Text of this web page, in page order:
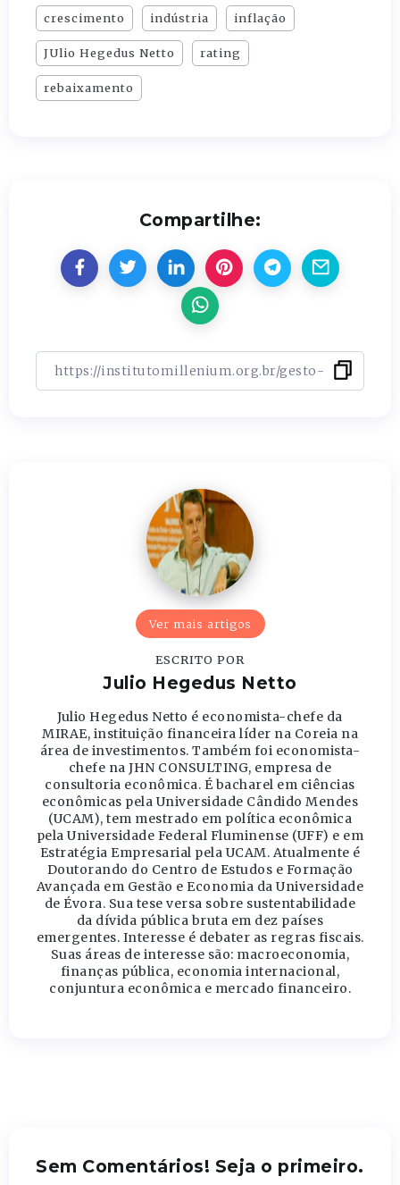
crescimento indústria inflação
JUlio Hegedus Netto rating
rebaixamento
Compartilhe:
Ver mais artigos
ESCRITO POR
Julio Hegedus Netto
Julio Hegedus Netto é economista-chefe da
MIRAE, instituição financeira líder na Coreia na
área de investimentos. Também foi economista-
chefe na JHN CONSULTING, empresa de
consultoria econômica. É bacharel em ciências
econômicas pela Universidade Cândido Mendes
(UCAM), tem mestrado em política econômica
pela Universidade Federal Fluminense (UFF) e em
Estratégia Empresarial pela UCAM. Atualmente é
Doutorando do Centro de Estudos e Formação
Avançada em Gestão e Economia da Universidade
de Évora. Sua tese versa sobre sustentabilidade
da dívida pública bruta em dez países
emergentes. Interesse é debater as regras fiscais.
Suas áreas de interesse são: macroeconomia,
finanças pública, economia internacional,
conjuntura econômica e mercado financeiro.
Sem Comentários! Seja o primeiro.